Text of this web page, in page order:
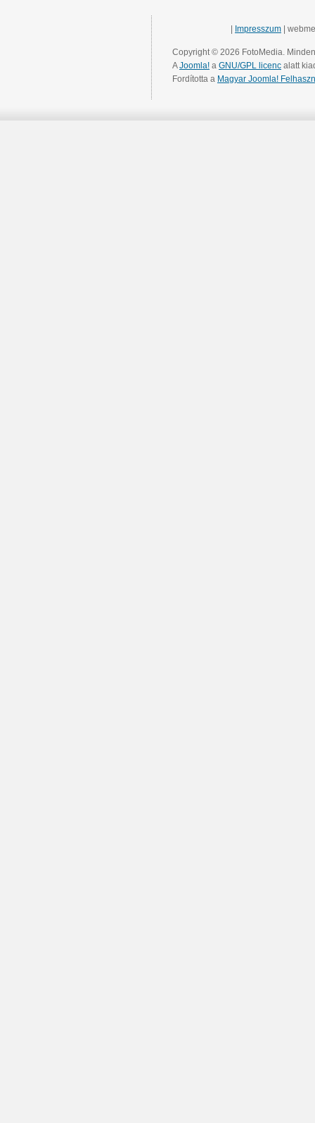
Impresszum |
Copyright © 2026 FotoMedia.
AJoomla! a GNU/GPL licenc alatt
Fordította a Magyar Joomla!